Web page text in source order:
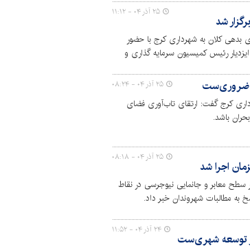
شد
دارای بدهی کلان به شهرداری کرج با حضور
رئیس کمیسیون سرمایه گذاری و
۲۵ آذر ۰۴ - ۱۱:۱۲
ضروری‌ست
کرج گفت: ارتقای تاب‌آوری فضای
باشد.
۲۵ آذر ۰۴ - ۰۸:۲۴
اجرا شد
در سطح معابر و جانمایی نیوجرسی در نقاط
به مطالبات شهروندان خبر داد.
۲۵ آذر ۰۴ - ۰۸:۱۸
۲۴ آذر ۰۴ - ۱۱:۵۲